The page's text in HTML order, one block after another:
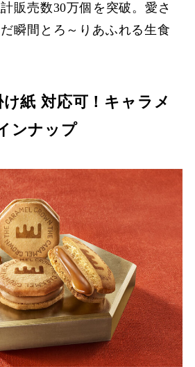
販売数30万個を突破。愛さ
瞬間とろ～りあふれる生食
け紙 対応可！キャラメ
ンナップ